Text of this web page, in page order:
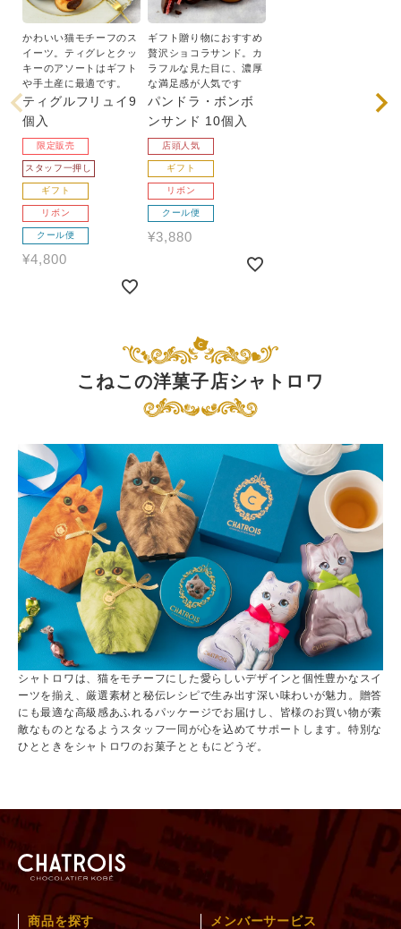
かわいい猫モチーフのス
イーツ。ティグレとクッ
キーのアソートはギフト
や手土産に最適です。
ティグルフリュイ9
個入
限定販売
スタッフ一押し
ギフト
リボン
クール便
¥4,800
ギフト贈り物におすすめ
贅沢ショコラサンド。カ
ラフルな見た目に、濃厚
な満足感が人気です
パンドラ・ボンボ
ンサンド 10個入
店頭人気
ギフト
リボン
クール便
¥3,880
こねこの洋菓子店シャトロワ
シャトロワは、猫をモチーフにした愛らしいデザインと個性豊かなスイ
ーツを揃え、厳選素材と秘伝レシピで生み出す深い味わいが魅力。贈答
にも最適な高級感あふれるパッケージでお届けし、皆様のお買い物が素
敵なものとなるようスタッフ一同が心を込めてサポートします。特別な
ひとときをシャトロワのお菓子とともにどうぞ。
商品を探す メンバーサービス